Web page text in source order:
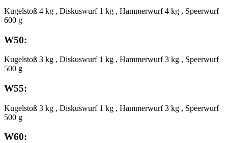
Kugelstoß 4 kg , Diskuswurf 1 kg , Hammerwurf 4 kg , Speerwurf
600 g
W50:
Kugelstoß 3 kg , Diskuswurf 1 kg , Hammerwurf 3 kg , Speerwurf
500 g
W55:
Kugelstoß 3 kg , Diskuswurf 1 kg , Hammerwurf 3 kg , Speerwurf
500 g
W60: